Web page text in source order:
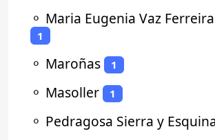
⚬ Maria Eugenia Vaz
1
⚬ Maroñas 1
⚬ Masoller 1
⚬ Pedragosa Sierra y